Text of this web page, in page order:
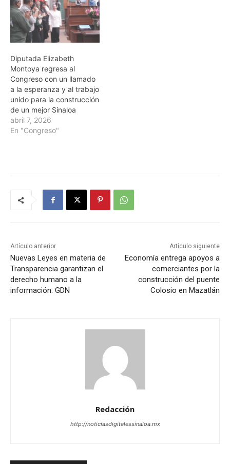
Diputada Elizabeth
Montoya regresa al
Congreso con un llamado
a la esperanza y al trabajo
unido para la construcción
de un mejor Sinaloa
abril 7, 2026
En "Congreso"
Artículo anterior
Nuevas Leyes en materia de
Transparencia garantizan el
derecho humano a la
información: GDN
Artículo siguiente
Economía entrega apoyos a
comerciantes por la
construcción del puente
Colosio en Mazatlán
Redacción
http://noticiasdigitalessinaloa.mx